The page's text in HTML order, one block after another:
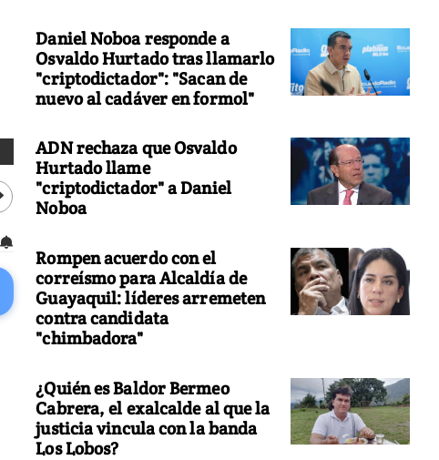
Daniel Noboa responde a
Osvaldo Hurtado tras llamarlo
"criptodictador": "Sacan de
nuevo al cadáver en formol"
ADN rechaza que Osvaldo
Hurtado llame
"criptodictador" a Daniel
Noboa
Rompen acuerdo con el
correísmo para Alcaldía de
Guayaquil: líderes arremeten
contra candidata
"chimbadora"
¿Quién es Baldor Bermeo
Cabrera, el exalcalde al que la
justicia vincula con la banda
Los Lobos?